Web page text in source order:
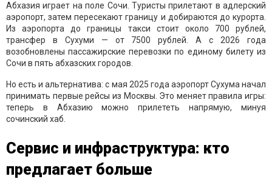
Абхазия играет на поле Сочи. Туристы прилетают в адлерский
аэропорт, затем пересекают границу и добираются до курорта.
Из аэропорта до границы такси стоит около 700 рублей,
трансфер в Сухуми — от 7500 рублей. А с 2026 года
возобновлены пассажирские перевозки по единому билету из
Сочи в пять абхазских городов.
Но есть и альтернатива: с мая 2025 года аэропорт Сухума начал
принимать первые рейсы из Москвы. Это меняет правила игры:
теперь в Абхазию можно прилететь напрямую, минуя
сочинский хаб.
Сервис и инфраструктура: кто
предлагает больше